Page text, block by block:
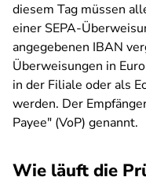
diesem Tag müssen
einer SEPA-
angegebenen IBAN
Überweisungen in
in der Filiale oder als
werden. Der
Payee" (VoP) genannt.
Wie läuft die